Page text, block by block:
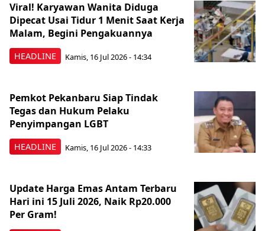
HEADLINE
Viral! Karyawan Wanita Diduga
Dipecat Usai Tidur 1 Menit Saat Kerja
Malam, Begini Pengakuannya
Kamis, 16 Jul 2026 - 14:34
HEADLINE
Pemkot Pekanbaru Siap Tindak
Tegas dan Hukum Pelaku
Penyimpangan LGBT
Kamis, 16 Jul 2026 - 14:33
Update Harga Emas Antam Terbaru
Hari ini 15 Juli 2026, Naik Rp20.000
Per Gram!